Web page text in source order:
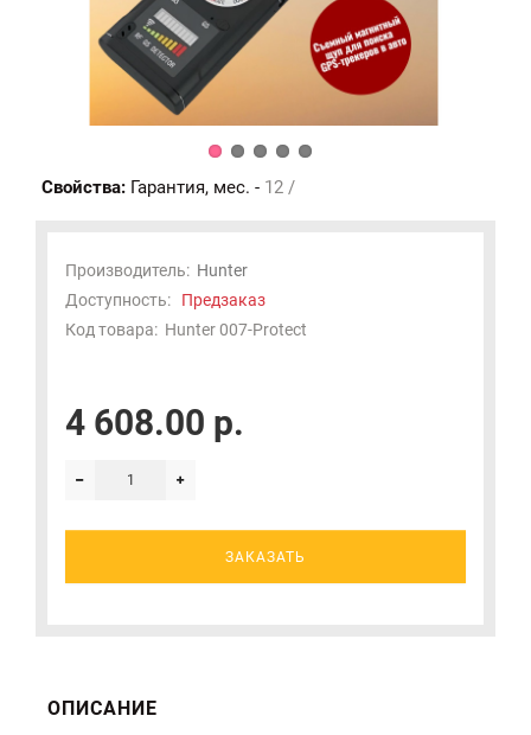
Свойства: Гарантия, мес. - 12 /
Производитель: Hunter
Доступность: Предзаказ
Код товара: Hunter 007-Protect
4 608.00 р.
ЗАКАЗАТЬ
ОПИСАНИЕ